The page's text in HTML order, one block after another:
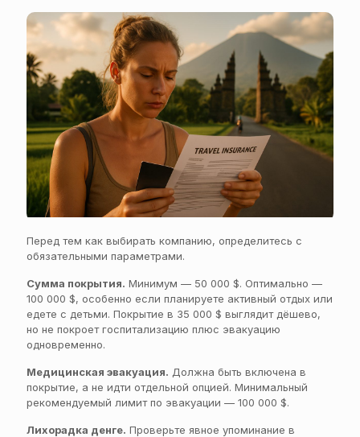
Перед тем как выбирать компанию, определитесь с
обязательными параметрами.
Сумма покрытия. Минимум — 50 000 $. Оптимально —
100 000 $, особенно если планируете активный отдых или
едете с детьми. Покрытие в 35 000 $ выглядит дёшево,
но не покроет госпитализацию плюс эвакуацию
одновременно.
Медицинская эвакуация. Должна быть включена в
покрытие, а не идти отдельной опцией. Минимальный
рекомендуемый лимит по эвакуации — 100 000 $.
Лихорадка денге. Проверьте явное упоминание в